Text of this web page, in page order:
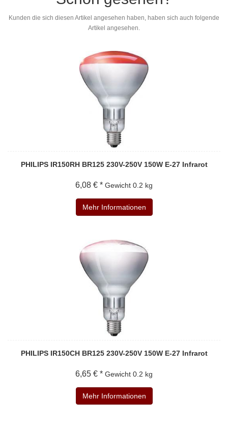
Kunden die sich diesen Artikel angesehen haben, haben sich auch folgende
Artikel angesehen.
PHILIPS IR150RH BR125 230V-250V 150W E-27 Infrarot
6,08 € * Gewicht 0.2 kg
Mehr Informationen
PHILIPS IR150CH BR125 230V-250V 150W E-27 Infrarot
6,65 € * Gewicht 0.2 kg
Mehr Informationen